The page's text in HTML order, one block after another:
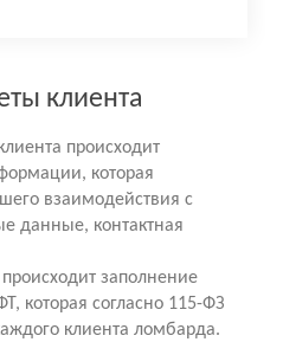
клиента
происходит
которая
взаимодействия с
данные, контактная
заполнение
которая согласно 115-ФЗ
клиента ломбарда.